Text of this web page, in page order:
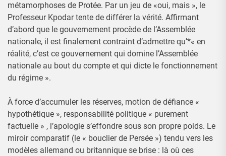
métamorphoses de Protée. Par un jeu de «oui, mais », le
Professeur Kpodar tente de différer la vérité. Affirmant
d’abord que le gouvernement procède de l’Assemblée
nationale, il est finalement contraint d’admettre qu’*« en
réalité, c’est ce gouvernement qui domine l’Assemblée
nationale au bout du compte et qui dicte le fonctionnement
du régime ».
À force d’accumuler les réserves, motion de défiance «
hypothétique », responsabilité politique « purement
factuelle » , l’apologie s’effondre sous son propre poids. Le
miroir comparatif (le « bouclier de Persée ») tendu vers les
modèles allemand ou britannique se brise : là où ces